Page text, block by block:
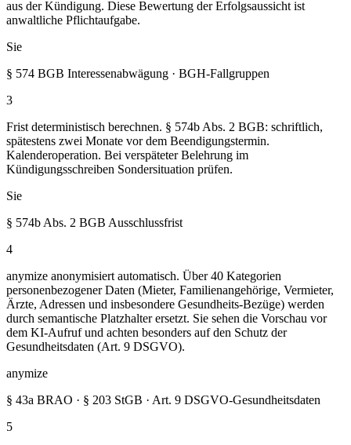
aus der Kündigung. Diese Bewertung der Erfolgsaussicht ist
anwaltliche Pflichtaufgabe.
Sie
§ 574 BGB Interessenabwägung · BGH-Fallgruppen
3
Frist deterministisch berechnen. § 574b Abs. 2 BGB: schriftlich,
spätestens zwei Monate vor dem Beendigungstermin.
Kalenderoperation. Bei verspäteter Belehrung im
Kündigungsschreiben Sondersituation prüfen.
Sie
§ 574b Abs. 2 BGB Ausschlussfrist
4
anymize anonymisiert automatisch. Über 40 Kategorien
personenbezogener Daten (Mieter, Familienangehörige, Vermieter,
Ärzte, Adressen und insbesondere Gesundheits-Bezüge) werden
durch semantische Platzhalter ersetzt. Sie sehen die Vorschau vor
dem KI-Aufruf und achten besonders auf den Schutz der
Gesundheitsdaten (Art. 9 DSGVO).
anymize
§ 43a BRAO · § 203 StGB · Art. 9 DSGVO-Gesundheitsdaten
5